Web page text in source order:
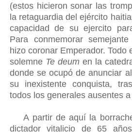
(estos hicieron sonar las
la retaguardia del ejército
capacidad de su ejercito
Para conmemorar
hizo coronar Emperador. Todo
solemne Te deum en la
donde se ocupó de anunciar
su inexistente conquista,
todos los generales ausentes
A partir de aquí la
dictador vitalicio de 65